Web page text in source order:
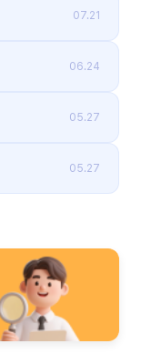
07.21
06.24
05.27
05.27